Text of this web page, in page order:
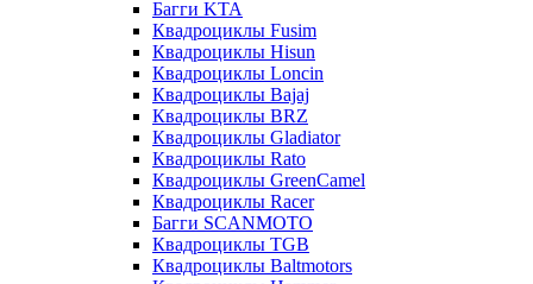
Багги KTA
Квадроциклы Fusim
Квадроциклы Hisun
Квадроциклы Loncin
Квадроциклы Bajaj
Квадроциклы BRZ
Квадроциклы Gladiator
Квадроциклы Rato
Квадроциклы GreenCamel
Квадроциклы Racer
Багги SCANMOTO
Квадроциклы TGB
Квадроциклы Baltmotors